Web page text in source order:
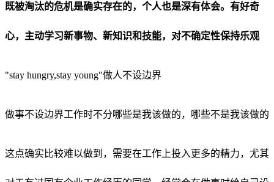
既被淘汰的危机是确实存在的，个人也是深有体会。有好奇
心，主动学习新事物、新知识和技能，对不确定性保持乐观
"stay hungry,stay young"做人不设边界
做事不设边界工作时不分哪些是我该做的，哪些不是我该做的
这点确实比较难以做到，需要在工作上投入更多的精力，尤其